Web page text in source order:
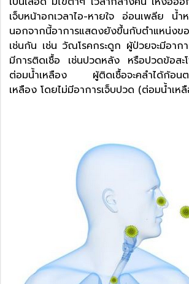
เจ็บหน้าอกเวลาไอ-หายใจ อ่อนเพลีย น้
นอกจากนี้อาการแสดงยังขึ้นกับตำแหน่งข
เช่นกัน เช่น วัณโรคกระดูก ผู้ป่วยจะมีอาก
มีการติดเชื้อ เช่นปวดหลัง หรือปวดข้อส
ต่อมน้ำเหลือง ผู้ติดเชื้อจะคลำได้ก้อนต
เหลือง โดยไม่มีอาการเจ็บปวด (ต่อมน้ำเห